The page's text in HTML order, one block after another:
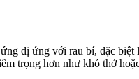
dị ứng với rau bí, đặc
trọng hơn như khó thở